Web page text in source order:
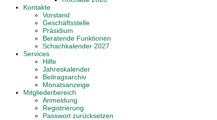
Kontakte
Vorstand
Geschäftsstelle
Präsidium
Beratende Funktionen
Schachkalender 2027
Services
Hilfe
Jahreskalender
Beitragsarchiv
Monatsanzeige
Mitgliederbereich
Anmeldung
Registrierung
Passwort zurücksetzen